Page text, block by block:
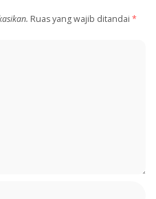
Ruas yang wajib ditandai *